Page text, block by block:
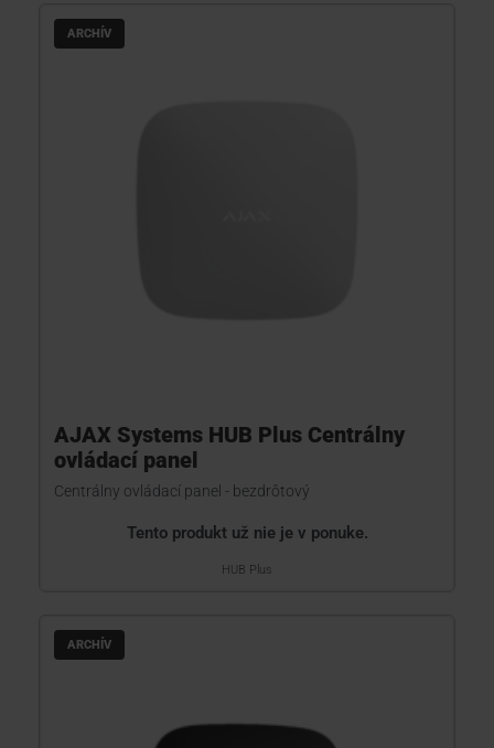
ARCHÍV
AJAX Systems HUB Plus Centrálny
ovládací panel
Centrálny ovládací panel - bezdrôtový
Tento produkt už nie je v ponuke.
HUB Plus
ARCHÍV